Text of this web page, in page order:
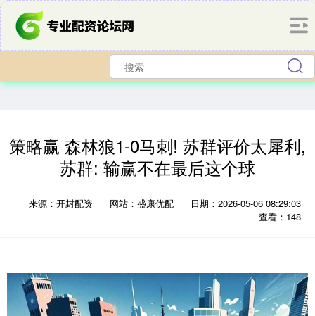
策略赢 森林狼1-0马刺! 苏群评价太犀利,
苏群: 输赢不在最后这个球
来源：开封配资 网站：盛康优配
日期：2026-05-06 08:29:03
查看：148